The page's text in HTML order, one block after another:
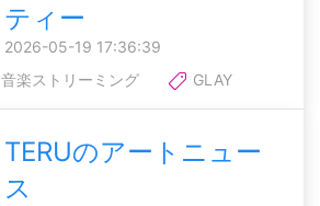
ティー
2026-05-19 17:36:39
音楽ストリーミング GLAY
TERUのアートニュー
ス